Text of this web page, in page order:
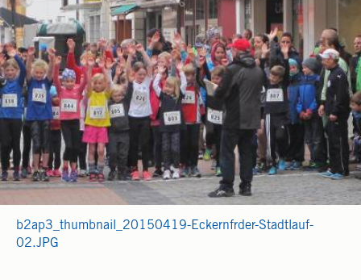
b2ap3_thumbnail_20150419-Eckernfrder-Stadtlauf-
02.JPG